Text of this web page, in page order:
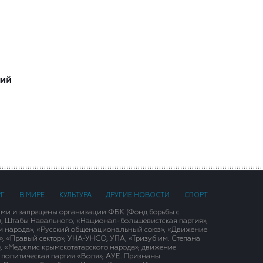
В МИРЕ КУЛЬТУРА ДРУГИЕ НОВОСТИ СПОРТ
и запрещены организации ФБК (Фонд борьбы с
Штабы Навального, «Национал-большевистская партия»,
народа», «Русский общенациональный союз», «Движение
«Правый сектор», УНА-УНСО, УПА, «Тризуб им. Степана
крымскотатарского народа», движение
политическая партия «Воля», АУЕ. Признаны